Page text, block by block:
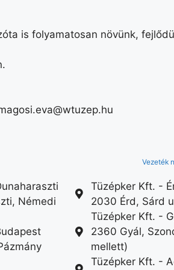
is folyamatosan növünk,
Vezeték
Némedi
Tüzépker Kft. -
2030 Érd, Sárd
Tüzépker Kft. -
2360 Gyál,
mellett)
Tüzépker Kft. -